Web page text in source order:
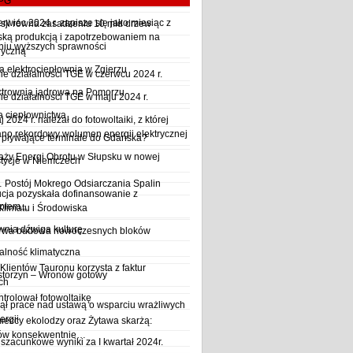
równa zasadzeniu 10 mld drzew
wyższych sprawności
elektrociepłownia w Zgierzu
jądrowa na Pomorzu
ciepłownictwa
terminale do Gdańska?
w Niemczech
Mokrego Odsiarczania Spalin
dźwiga kulturę
klimatyczna
– Wronów gotowy
fotowoltaikę
ekolodzy oraz Żytawa skarżą:
konsekwentnie…
2024 r. zapisze się jako miesiąc z
produkcją i zapotrzebowaniem na
działalności TGE w czerwcu 2024 r.
działalności TGE w maju 2024 r.
2024 r. należał do fotowoltaiki, z której
rekordowy wolumen energii elektrycznej
Energi Obrotu w Słupsku w nowej
pozyskała dofinansowanie z
i Środowiska
budowa nowoczesnych bloków
Tauronu korzysta z faktur
prace nad ustawą o wsparciu wrażliwych
wyniki za I kwartał 2024r.